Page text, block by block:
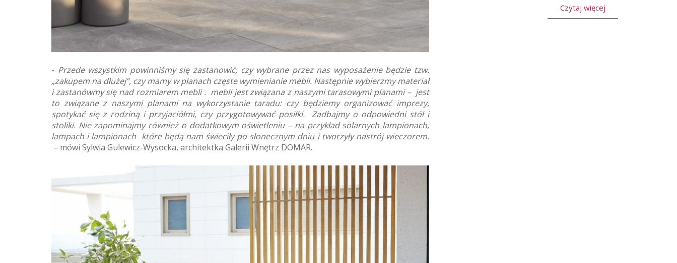
- Przede wszystkim powinniśmy się zastanowić, czy wybrane przez nas wyposażenie będzie tzw.
„zakupem na dłużej”, czy mamy w planach częste wymienianie mebli. Następnie wybierzmy materiał
i zastanówmy się nad rozmiarem mebli . mebli jest związana z naszymi tarasowymi planami – jest
to związane z naszymi planami na wykorzystanie taradu: czy będziemy organizować imprezy,
spotykać się z rodziną i przyjaciółmi, czy przygotowywać posiłki. Zadbajmy o odpowiedni stół i
stoliki. Nie zapominajmy również o dodatkowym oświetleniu – na przykład solarnych lampionach,
lampach i lampionach które będą nam świeciły po słonecznym dniu i tworzyły nastrój wieczorem.
– mówi Sylwia Gulewicz-Wysocka, architektka Galerii Wnętrz DOMAR.
Czytaj więcej